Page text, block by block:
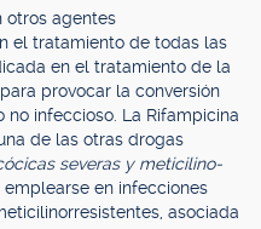
otros agentes
el tratamiento de todas las
en el tratamiento de la
provocar la conversión
infeccioso. La Rifampicina
de las otras drogas
severas y meticilino-
en infecciones
asociada